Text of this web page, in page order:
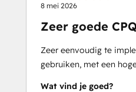
8 mei 2026
Zeer goede
Zeer eenvoudig te
gebruiken, met een
Wat vind je goed?